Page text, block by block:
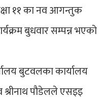
११ का नव आगन्तुक
बुधवार सम्पन्न भएको
बुटवलका कार्यालय
पौडेलले एसइइ